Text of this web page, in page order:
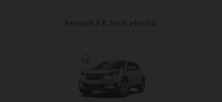
Renault 5 E-Tech electric